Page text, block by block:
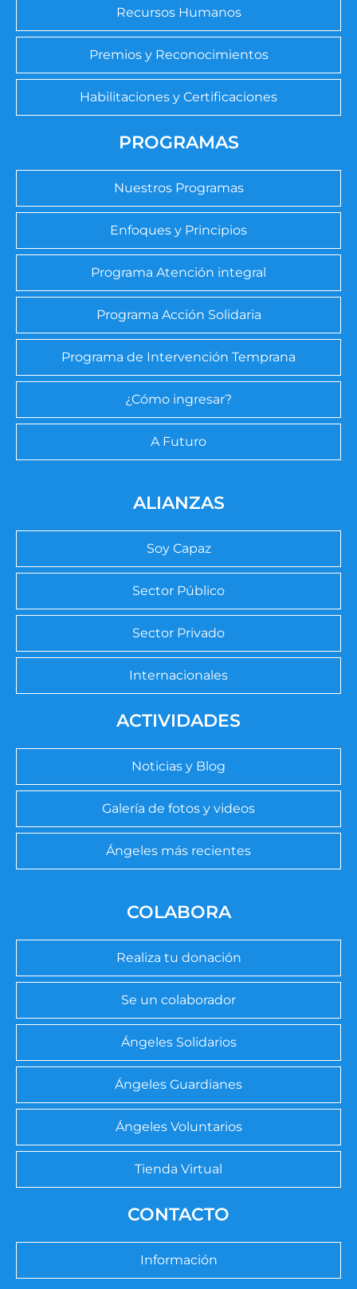
Recursos Humanos
Premios y Reconocimientos
Habilitaciones y Certificaciones
PROGRAMAS
Nuestros Programas
Enfoques y Principios
Programa Atención integral
Programa Acción Solidaria
Programa de Intervención Temprana
¿Cómo ingresar?
A Futuro
ALIANZAS
Soy Capaz
Sector Público
Sector Privado
Internacionales
ACTIVIDADES
Noticias y Blog
Galería de fotos y videos
Ángeles más recientes
COLABORA
Realiza tu donación
Se un colaborador
Ángeles Solidarios
Ángeles Guardianes
Ángeles Voluntarios
Tienda Virtual
CONTACTO
Información